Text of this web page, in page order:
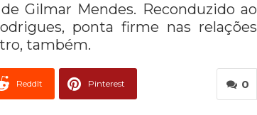
Gilmar Mendes. Reconduzido ao
ponta firme nas relações
também.
0
ReddIt Pinterest